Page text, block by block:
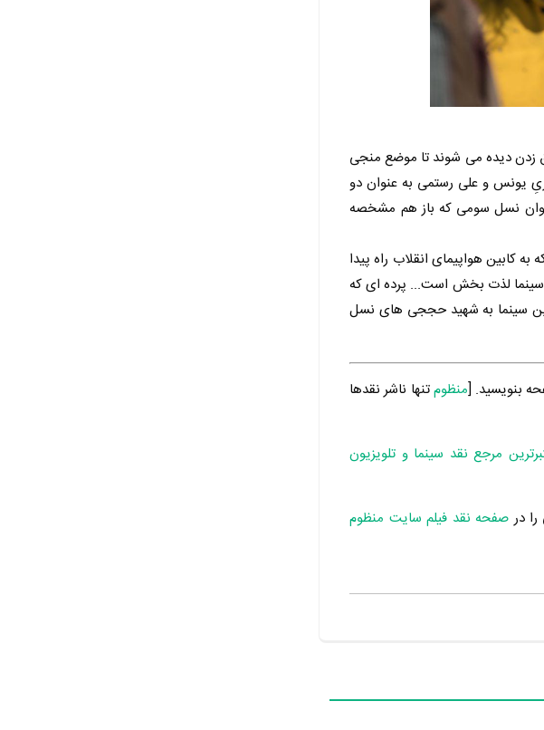
زدن دیده می شوند تا موضع منجی
یونس و علی رستمی به عنوان دو
جوان نسل سومی که باز هم مشخصه
کابین هواپیمای انقلاب راه پیدا
سینما لذت بخش است... پرده ای که
سینما به شهید حججی های نسل
بنویسید. [منظومتنها ناشر نقدها
مرجع نقد سینما و تلویزیون
در صفحه نقد فیلم سایت منظوم